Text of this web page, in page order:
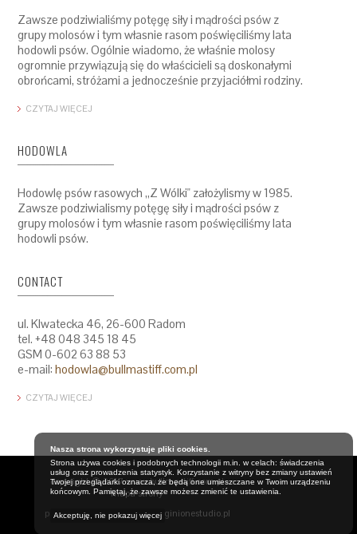
Zawsze podziwialiśmy potęgę siły i mądrości psów z
grupy molosów i tym własnie rasom poświęciliśmy lata
hodowli psów. Ogólnie wiadomo, że właśnie molosy
ogromnie przywiązują się do właścicieli są doskonałymi
obrońcami, stróżami a jednocześnie przyjaciółmi rodziny.
CZYTAJ WIĘCEJ
HODOWLA
Hodowlę psów rasowych ,,Z Wólki" założylismy w 1985.
Zawsze podziwialismy potęgę siły i mądrości psów z
grupy molosów i tym własnie rasom poświęciliśmy lata
hodowli psów.
CONTACT
ul. Klwatecka 46, 26-600 Radom
tel. +48 048 345 18 45
GSM 0-602 63 88 53
e-mail:hodowla@bullmastiff.com.pl
CZYTAJ WIĘCEJ
copyright © 2017 www.bullmastiff.com.pl
mapa strony
projekt i wykonanie:www.zaginionestudio.pl
Nasza strona wykorzystuje pliki cookies.
Strona używa cookies i podobnych technologii m.in. w celach: świadczenia
usług oraz prowadzenia statystyk. Korzystanie z witryny bez zmiany ustawień
Twojej przeglądarki oznacza, że będą one umieszczane w Twoim urządzeniu
końcowym. Pamiętaj, że zawsze możesz zmienić te ustawienia.
Akceptuję, nie pokazuj więcej